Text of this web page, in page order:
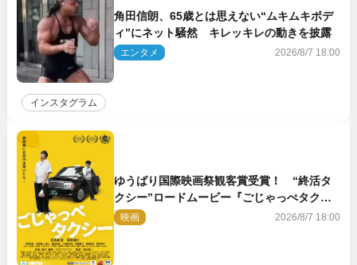
角田信朗、65歳とは思えない“ムキムキボデ
ィ”にネット騒然 キレッキレの動きを披露
エンタメ 2026/8/7 18:00
インスタグラム
ゆうばり国際映画祭観客賞受賞！ “終活タ
クシー”ロードムービー『ごじゃっぺタクシ
ー』10月公開＆予告解禁
映画 2026/8/7 18:00